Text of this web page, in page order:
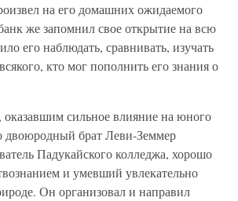
на его домашних ожидаемого
же запомнил свое открытие на всю
его наблюдать, сравнивать, изучать
кто мог пополнить его знания о
сильное влияние на юного
двоюродный брат Леви-Земмер
Падукайского колледжа, хорошо
и умевший увлекательно
Он организовал и направил